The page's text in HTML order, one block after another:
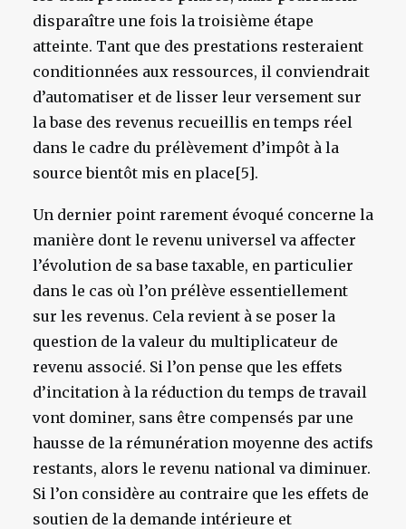
disparaître une fois la troisième étape
atteinte. Tant que des prestations resteraient
conditionnées aux ressources, il conviendrait
d’automatiser et de lisser leur versement sur
la base des revenus recueillis en temps réel
dans le cadre du prélèvement d’impôt à la
source bientôt mis en place[5].
Un dernier point rarement évoqué concerne la
manière dont le revenu universel va affecter
l’évolution de sa base taxable, en particulier
dans le cas où l’on prélève essentiellement
sur les revenus. Cela revient à se poser la
question de la valeur du multiplicateur de
revenu associé. Si l’on pense que les effets
d’incitation à la réduction du temps de travail
vont dominer, sans être compensés par une
hausse de la rémunération moyenne des actifs
restants, alors le revenu national va diminuer.
Si l’on considère au contraire que les effets de
soutien de la demande intérieure et